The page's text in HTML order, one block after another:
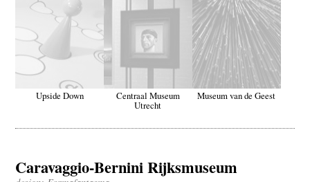
Upside Down Centraal Museum
Utrecht
Museum van de Geest
Caravaggio-Bernini Rijksmuseum